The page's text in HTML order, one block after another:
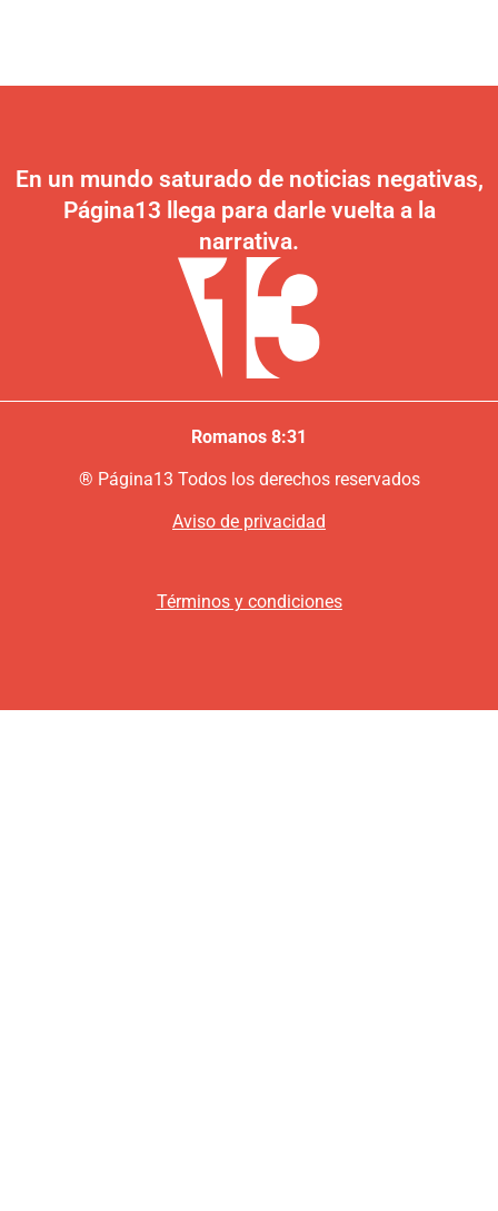
En un mundo saturado de noticias negativas,
Página13 llega para darle vuelta a la
narrativa.
Romanos 8:31
® Página13 Todos los derechos reservados
Aviso de privacidad
Términos y condiciones